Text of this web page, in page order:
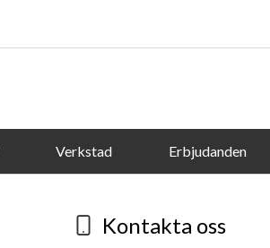
Verkstad Erbjudanden
Kontakta oss